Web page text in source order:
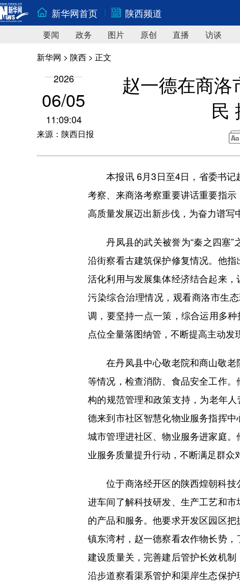
新华网首页 陕西频道
要闻 政务 图片 原创 直播
访谈
新华网 > 陕西 > 正文
2026
06/05
11:09:04
来源：陕西日报
赵一德在商
民
本报讯 6月3日至4日，省委书记
考察、来商洛考察重要讲话重要指
高质量发展迈出新步伐，为奋力谱写
丹凤县的武关被誉为“秦之四塞”
沿街察看古建筑保护修复情况。他
活化利用与发展集体经济结合起来
污染综合治理情况，观看商洛市生
调，要坚持一点一策，综合运用多
点位全量落图纳管，不断提高主动发
在丹凤县中心敬老院和商山敬老
等情况，检查消防、食品安全工作
构的规范管理和政策支持，为老年
德来到市社区智慧化物业服务指挥
城市管理进社区、物业服务进家庭
业服务质量提升行动，不断满足群众
位于商洛经开区的陕西煌朝科技
进车间了解科技研发、生产工艺和
的产品和服务。他要求开发区园区
镇东湾村，赵一德察看农作物长势
建设质量关，完善建后管护长效机
沿步道察看渠系管护和渠岸生态保